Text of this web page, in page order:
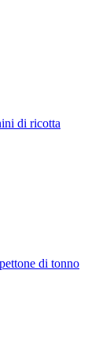
di ricotta
di tonno